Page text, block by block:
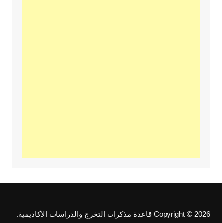
Copyright © 2026 قاعدة مذكرات التخرج والدراسات الأكاديمية.